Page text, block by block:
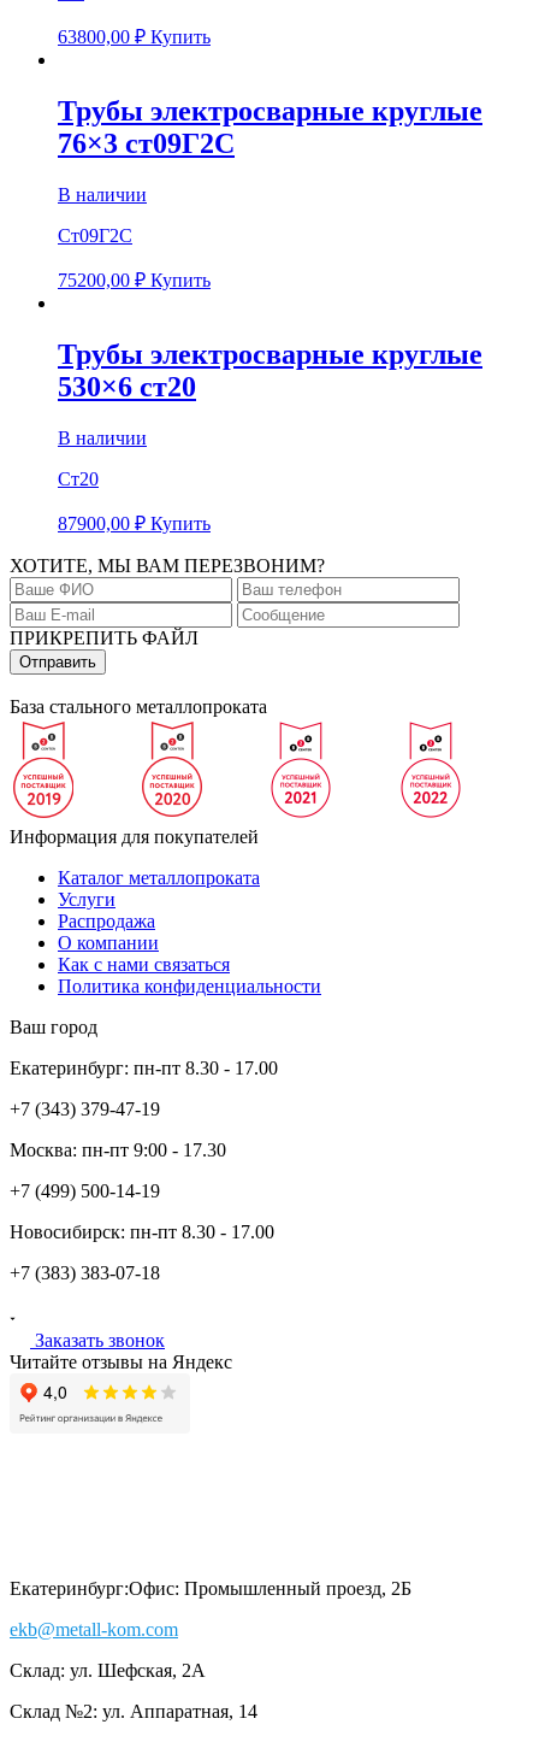
63800,00 ₽ Купить
Трубы электросварные круглые
76×3 ст09Г2С
В наличии
Ст09Г2С
75200,00 ₽ Купить
Трубы электросварные круглые
530×6 ст20
В наличии
Ст20
87900,00 ₽ Купить
ХОТИТЕ, МЫ ВАМ ПЕРЕЗВОНИМ?
ПРИКРЕПИТЬ ФАЙЛ
База стального металлопроката
Информация для покупателей
Каталог металлопроката
Услуги
Распродажа
О компании
Как с нами связаться
Политика конфиденциальности
Ваш город
Екатеринбург: пн-пт 8.30 - 17.00
+7 (343) 379-47-19
Москва: пн-пт 9:00 - 17.30
+7 (499) 500-14-19
Новосибирск: пн-пт 8.30 - 17.00
+7 (383) 383-07-18
Заказать звонок
Читайте отзывы на Яндекс
Екатеринбург:Офис: Промышленный проезд, 2Б
ekb@metall-kom.com
Склад: ул. Шефская, 2А
Склад №2: ул. Аппаратная, 14